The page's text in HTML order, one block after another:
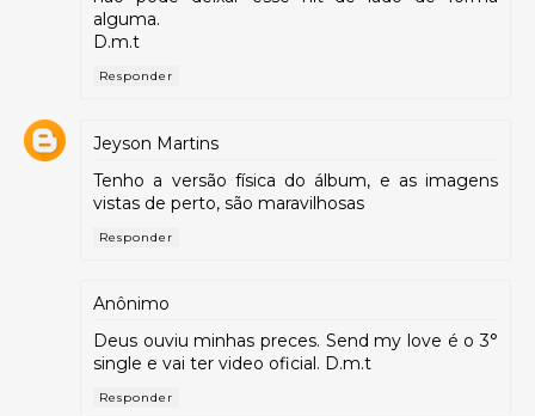
alguma.
D.m.t
Responder
Jeyson Martins
Tenho a versão física do álbum, e as imagens
vistas de perto, são maravilhosas
Responder
Anônimo
Deus ouviu minhas preces. Send my love é o 3°
single e vai ter video oficial. D.m.t
Responder